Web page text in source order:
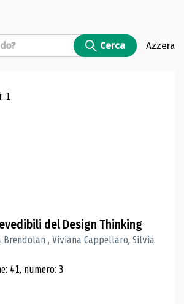
Cerca Azzera
ricerca
1
del Design Thinking
Brendolan , Viviana Cappellaro, Silvia
41, numero: 3